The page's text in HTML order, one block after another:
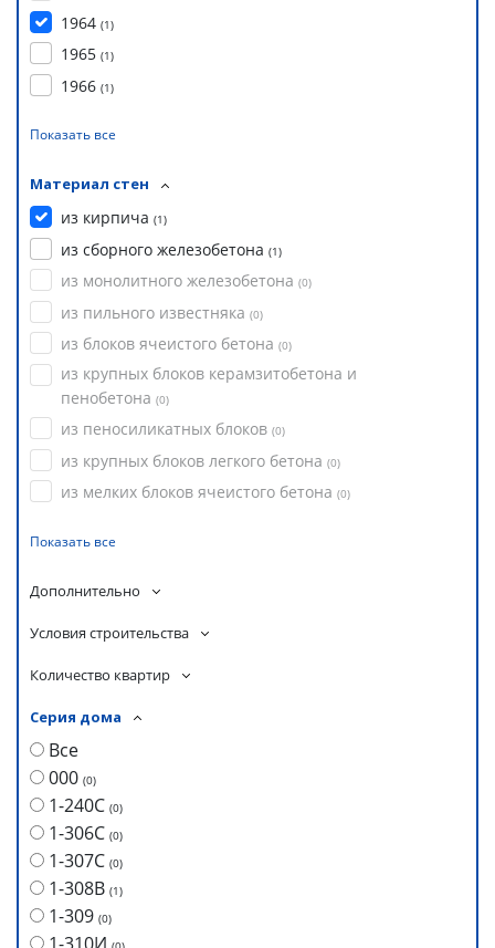
1964 (1)
1965 (1)
1966 (1)
Показать все
Материал стен
из кирпича (1)
из сборного железобетона (1)
из монолитного железобетона (0)
из пильного известняка (0)
из блоков ячеистого бетона (0)
из крупных блоков керамзитобетона и
пенобетона (0)
из пеносиликатных блоков (0)
из крупных блоков легкого бетона (0)
из мелких блоков ячеистого бетона (0)
Показать все
Дополнительно
Условия строительства
Количество квартир
Серия дома
Все
000 (0)
1-240С (0)
1-306С (0)
1-307С (0)
1-308В (1)
1-309 (0)